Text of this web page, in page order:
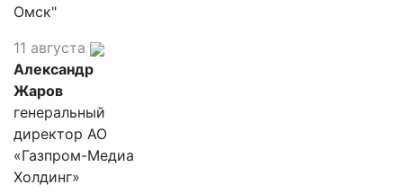
Омск"
11 августа
Александр
Жаров
генеральный
директор АО
«Газпром-Медиа
Холдинг»